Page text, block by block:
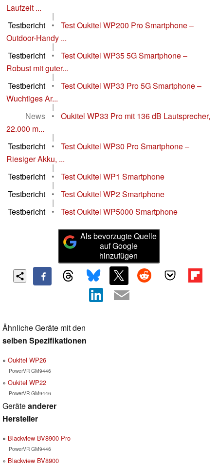
Laufzeit ...
|
Testbericht
•
Test Oukitel WP200 Pro Smartphone –
Outdoor-Handy ...
|
Testbericht
•
Test Oukitel WP35 5G Smartphone –
Robust mit guter...
|
Testbericht
•
Test Oukitel WP33 Pro 5G Smartphone –
Wuchtiges Ar...
|
News
•
Oukitel WP33 Pro mit 136 dB Lautsprecher,
22.000 m...
|
Testbericht
•
Test Oukitel WP30 Pro Smartphone –
Riesiger Akku, ...
|
Testbericht
• Test Oukitel WP1 Smartphone
|
Testbericht
• Test Oukitel WP2 Smartphone
|
Testbericht
• Test Oukitel WP5000 Smartphone
Als bevorzugte Quelle
auf Google
hinzufügen
Ähnliche Geräte mit den
selben Spezifikationen
Oukitel WP26
PowerVR GM9446
Oukitel WP22
PowerVR GM9446
Geräteanderer
Hersteller
Blackview BV8900 Pro
PowerVR GM9446
Blackview BV8900